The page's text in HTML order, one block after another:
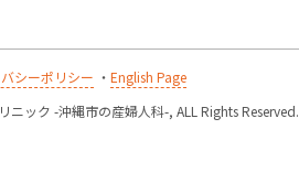
シーポリシー ・ English Page
ック -沖縄市の産婦人科-, ALL Rights Reserved.